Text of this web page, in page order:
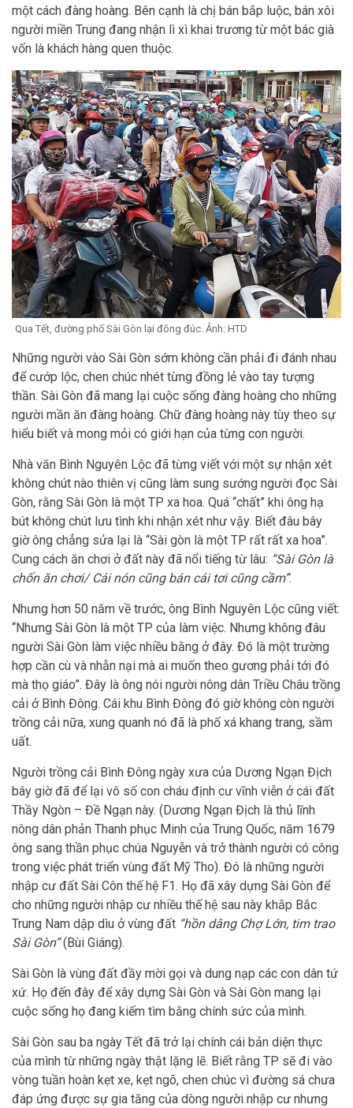
một cách đàng hoàng. Bên cạnh là chị bán bắp luộc, bán xôi
người miền Trung đang nhận lì xì khai trương từ một bác già
vốn là khách hàng quen thuộc.
Qua Tết, đường phố Sài Gòn lại đông đúc. Ảnh: HTD
Những người vào Sài Gòn sớm không cần phải đi đánh nhau
để cướp lộc, chen chúc nhét từng đồng lẻ vào tay tượng
thần. Sài Gòn đã mang lại cuộc sống đàng hoàng cho những
người mần ăn đàng hoàng. Chữ đàng hoàng này tùy theo sự
hiểu biết và mong mỏi có giới hạn của từng con người.
Nhà văn Bình Nguyên Lộc đã từng viết với một sự nhận xét
không chút nào thiên vị cũng làm sung sướng người đọc Sài
Gòn, rằng Sài Gòn là một TP xa hoa. Quá “chất” khi ông hạ
bút không chút lưu tình khi nhận xét như vậy. Biết đâu bây
giờ ông chẳng sửa lại là “Sài gòn là một TP rất rất xa hoa”.
Cung cách ăn chơi ở đất này đã nổi tiếng từ lâu: “Sài Gòn là
chốn ăn chơi/ Cái nón cũng bán cái tơi cũng cầm”.
Nhưng hơn 50 năm về trước, ông Bình Nguyên Lộc cũng viết:
“Nhưng Sài Gòn là một TP của làm việc. Nhưng không đâu
người Sài Gòn làm việc nhiều bằng ở đây. Đó là một trường
hợp cần cù và nhẫn nại mà ai muốn theo gương phải tới đó
mà thọ giáo”. Đây là ông nói người nông dân Triều Châu trồng
cải ở Bình Đông. Cái khu Bình Đông đó giờ không còn người
trồng cải nữa, xung quanh nó đã là phố xá khang trang, sầm
uất.
Người trồng cải Bình Đông ngày xưa của Dương Ngạn Địch
bây giờ đã để lại vô số con cháu định cư vĩnh viễn ở cái đất
Thầy Ngòn – Đề Ngạn này. (Dương Ngạn Địch là thủ lĩnh
nông dân phản Thanh phục Minh của Trung Quốc, năm 1679
ông sang thần phục chúa Nguyễn và trở thành người có công
trong việc phát triển vùng đất Mỹ Tho). Đó là những người
nhập cư đất Sài Côn thế hệ F1. Họ đã xây dựng Sài Gòn để
cho những người nhập cư nhiều thế hệ sau này khắp Bắc
Trung Nam dập dìu ở vùng đất “hồn dâng Chợ Lớn, tim trao
Sài Gòn”(Bùi Giáng).
Sài Gòn là vùng đất đầy mời gọi và dung nạp các con dân tứ
xứ. Họ đến đây để xây dựng Sài Gòn và Sài Gòn mang lại
cuộc sống họ đang kiếm tìm bằng chính sức của mình.
Sài Gòn sau ba ngày Tết đã trở lại chính cái bản diện thực
của mình từ những ngày thật lặng lẽ. Biết rằng TP sẽ đi vào
vòng tuần hoàn kẹt xe, kẹt ngõ, chen chúc vì đường sá chưa
đáp ứng được sự gia tăng của dòng người nhập cư nhưng